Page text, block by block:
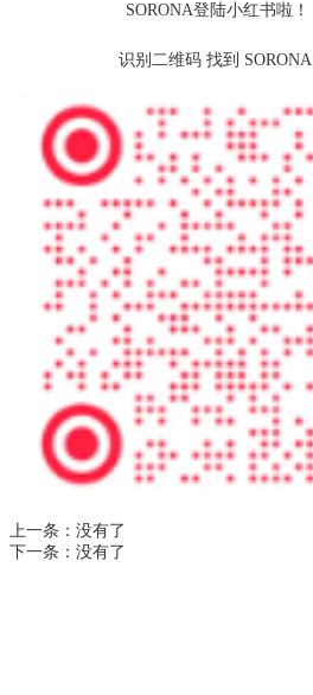
SORONA登陆小红书啦！
识别二维码 找到 SORONA
上一条： 没有了
下一条： 没有了